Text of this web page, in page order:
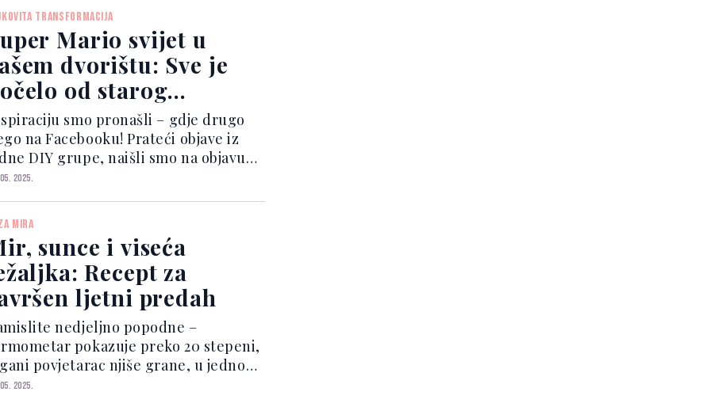
zašto!
TRANSFORMACIJA
Mario svijet u
dvorištu: Sve je
od starog
stola
smo pronašli – gdje drugo
na Facebooku! Prateći objave iz
DIY grupe, naišli smo na objavu u
je korak po korak prikazano kako
u simpatičan gljiva-stol
djeluje kao da je ispao iz bajke.
2025.
MIRA
sunce i viseća
Recept za
ljetni predah
nedjeljno popodne –
pokazuje preko 20 stepeni,
povjetarac njiše grane, u jednoj
imate lepezu, u drugoj čašu nekog
2025.